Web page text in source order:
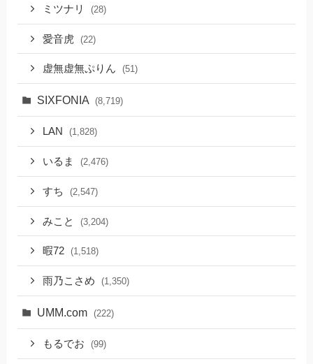
ミツナリ (28)
愛音虎 (22)
虚無虚無ぷりん (51)
SIXFONIA (8,719)
LAN (1,828)
いるま (2,476)
すち (2,547)
みこと (3,204)
暇72 (1,518)
雨乃こさめ (1,350)
UMM.com (222)
もるでお (99)